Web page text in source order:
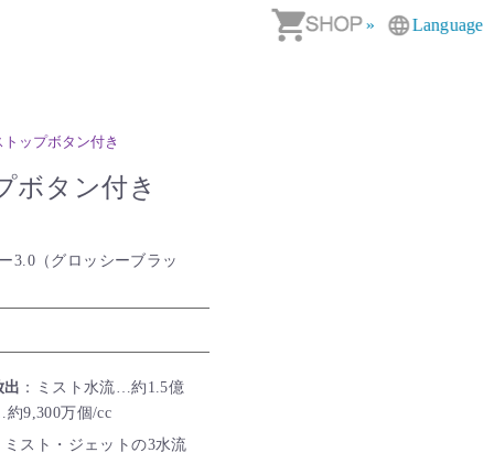
» Language
ップボタン付き
ボタン付き
3.0（グロッシーブラッ
出 ：ミスト水流…約1.5億
9,300万個/cc
ミスト・ジェットの3水流